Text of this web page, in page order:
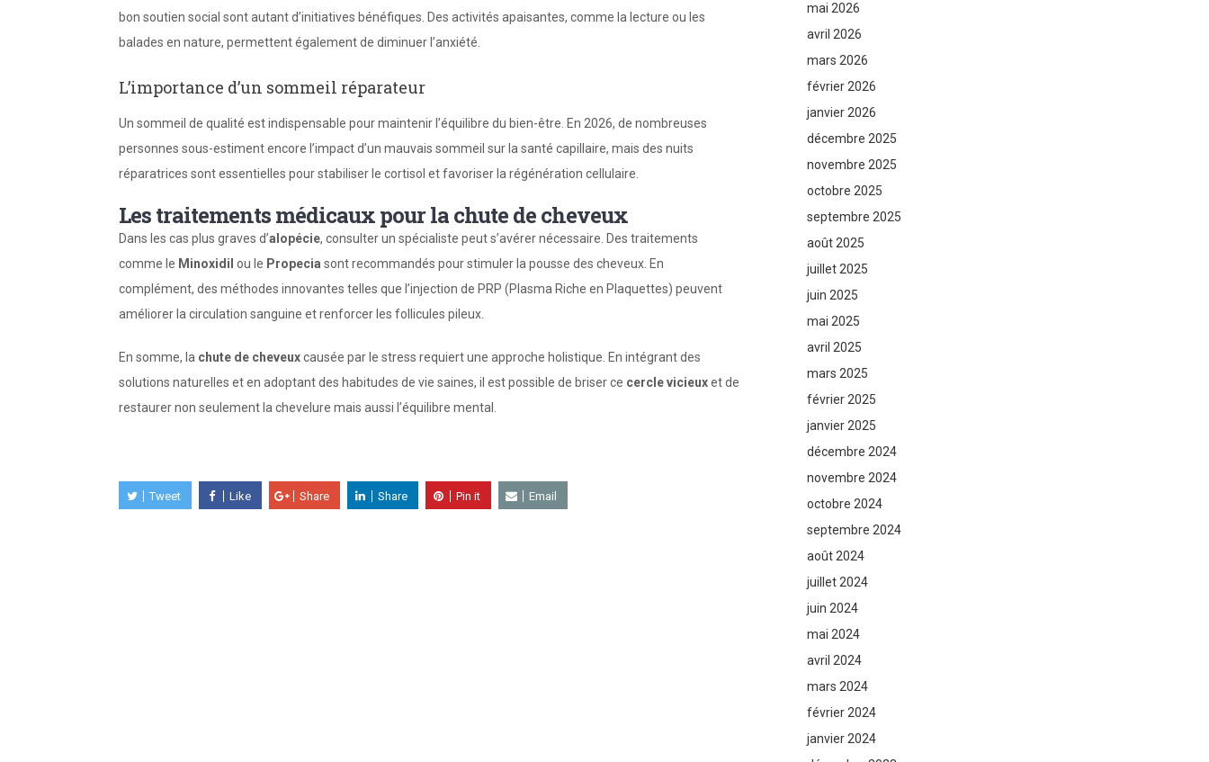
bon soutien social sont autant d’initiatives bénéfiques. Des activités apaisantes, comme la lecture ou les
balades en nature, permettent également de diminuer l’anxiété.
L’importance d’un sommeil réparateur
Un sommeil de qualité est indispensable pour maintenir l’équilibre du bien-être. En 2026, de nombreuses
personnes sous-estiment encore l’impact d’un mauvais sommeil sur la santé capillaire, mais des nuits
réparatrices sont essentielles pour stabiliser le cortisol et favoriser la régénération cellulaire.
Les traitements médicaux pour la chute de cheveux
Dans les cas plus graves d’alopécie, consulter un spécialiste peut s’avérer nécessaire. Des traitements
comme le Minoxidil ou le Propecia sont recommandés pour stimuler la pousse des cheveux. En
complément, des méthodes innovantes telles que l’injection de PRP (Plasma Riche en Plaquettes) peuvent
améliorer la circulation sanguine et renforcer les follicules pileux.
En somme, la chute de cheveuxcausée par le stress requiert une approche holistique. En intégrant des
solutions naturelles et en adoptant des habitudes de vie saines, il est possible de briser ce cercle vicieuxet de
restaurer non seulement la chevelure mais aussi l’équilibre mental.
Tweet Like Share Share Pin it Email
mai 2026
avril 2026
mars 2026
février 2026
janvier 2026
décembre 2025
novembre 2025
octobre 2025
septembre 2025
août 2025
juillet 2025
juin 2025
mai 2025
avril 2025
mars 2025
février 2025
janvier 2025
décembre 2024
novembre 2024
octobre 2024
septembre 2024
août 2024
juillet 2024
juin 2024
mai 2024
avril 2024
mars 2024
février 2024
janvier 2024